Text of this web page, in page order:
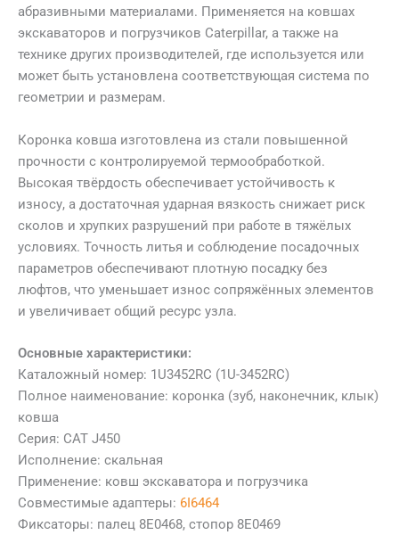
абразивными материалами. Применяется на ковшах
экскаваторов и погрузчиков Caterpillar, а также на
технике других производителей, где используется или
может быть установлена соответствующая система по
геометрии и размерам.
Коронка ковша изготовлена из стали повышенной
прочности с контролируемой термообработкой.
Высокая твёрдость обеспечивает устойчивость к
износу, а достаточная ударная вязкость снижает риск
сколов и хрупких разрушений при работе в тяжёлых
условиях. Точность литья и соблюдение посадочных
параметров обеспечивают плотную посадку без
люфтов, что уменьшает износ сопряжённых элементов
и увеличивает общий ресурс узла.
Основные характеристики:
Каталожный номер: 1U3452RC (1U-3452RC)
Полное наименование: коронка (зуб, наконечник, клык)
ковша
Серия: CAT J450
Исполнение: скальная
Применение: ковш экскаватора и погрузчика
Совместимые адаптеры: 6I6464
Фиксаторы: палец 8E0468, стопор 8E0469